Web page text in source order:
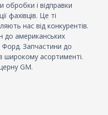
обробки і відправки
фахівців. Це ті
нас від конкурентів.
до американських
Запчастини до
асортименті.
GM.